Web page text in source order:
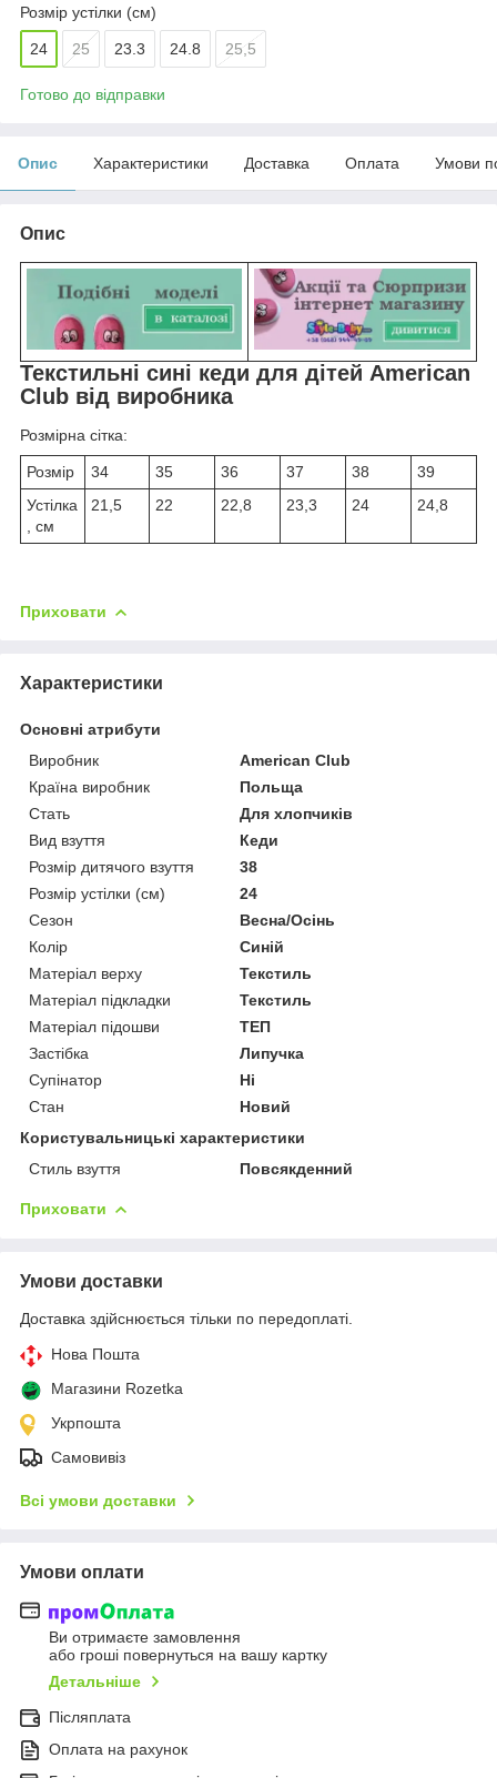
Розмір устілки (см)
24 25 23.3 24.8 25,5
Готово до відправки
Опис Характеристики Доставка Оплата Умови
Опис
Текстильні сині кеди для дітей American
Club від виробника
Розмірна сітка:
Розмір 34 35 36 37 38
39
Устілка
, см
21,5 22 22,8 23,3 24 24,8
Приховати
Характеристики
Основні атрибути
Виробник
American Club
Країна виробник
Польща
Стать
Для хлопчиків
Вид взуття
Кеди
Розмір дитячого взуття
38
Розмір устілки (см)
24
Сезон
Весна/Осінь
Колір
Синій
Матеріал верху
Текстиль
Матеріал підкладки
Текстиль
Матеріал підошви
ТЕП
Застібка
Липучка
Супінатор
Ні
Стан
Новий
Користувальницькі характеристики
Стиль взуття
Повсякденний
Приховати
Умови доставки
Доставка здійснюється тільки по передоплаті.
Нова Пошта
Магазини Rozetka
Укрпошта
Самовивіз
Всі умови доставки
Умови оплати
Ви отримаєте замовлення
або гроші повернуться на вашу картку
Детальніше
Післяплата
Оплата на рахунок